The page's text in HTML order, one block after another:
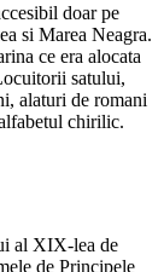
doar pe
si Marea Neagra.
ce era alocata
satului,
alaturi de romani
chirilic.
al XIX-lea de
de Principele